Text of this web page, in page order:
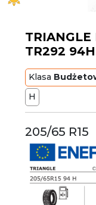
TRIANGLE
TR292
Klasa
H
205/65 R15